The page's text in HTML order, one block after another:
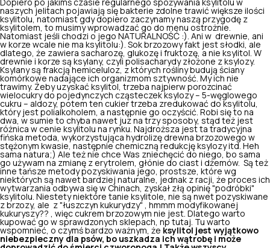
Dopiero po jakimś czasie regularnego spożywania ksylitolu w
naszych jelitach pojawiają się bakterie zdolne trawić większe ilości
ksylitolu, natomiast gdy dopiero zaczynamy naszą przygodę z
ksylitolem, to musimy wprowadzać go do menu ostrożnie.
Natomiast jeśli chodzi o jego NATURALNOŚĆ :). Ani w drewnie, ani
w korze wcale nie ma ksylitolu:). Sok brzozowy fakt jest słodki, ale
dlatego, że zawiera sacharozę, glukozę i fruktozę, a nie ksylitol. W
drewnie i korze są ksylany, czyli polisacharydy złożone z ksylozy.
Ksylany są frakcją hemiceluloz, z których rośliny budują ściany
komórkowe nadające ich organizmom sztywność. My ich nie
trawimy. Żeby uzyskać ksylitol, trzeba najpierw porozcinać
wielocukry do pojedynczych cząsteczek ksylozy – 5-węglowego
cukru – aldozy, potem ten cukier trzeba zredukować do ksylitolu,
który jest polialkoholem, a następnie go oczyścić. Robi się to na
dwa, w sumie to chyba nawet juz na trzy sposoby, stąd też jest
różnica w cenie ksylitolu na rynku. Najdroższa jest ta tradycyjna
fińska metoda, wykorzystująca hydrolizę drewna brzozowego w
stężonym kwasie, następnie chemiczną redukcję ksylozy itd. Heh
sama natura;) Ale też nie chce Was zniechęcić do niego, bo sama
go używam na zmianę z erytrolem, głónie do ciast i dżemów. Są też
inne tańsze metody pozyskiwania jego, prostsze, które wg
niektórych są nawet bardziej naturalne, jednak z racji, że proces ich
wytwarzania odbywa się w Chinach, zyskał złą opinię "podróbki"
ksylitolu. Niestety niektóre tanie ksylitole, nie są nwet pozyskiwane
z brzozy, ale z "łuszczyn kukurydzy" , hmmm modyfikowanej
kukuryszy?? , więc cukrem brzozowym nie jest. Dlatego warto
kupować go w sprawdzonych sklepach, np tutaj. Tu warto
wspomnieć, o czymś bardzo ważnym, że ksylitol jest wyjątkowo
niebezpieczny dla psów, bo uszkadza ich wątrobę i może